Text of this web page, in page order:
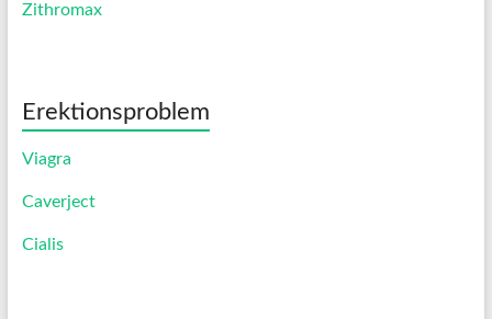
Zithromax
Erektionsproblem
Viagra
Caverject
Cialis